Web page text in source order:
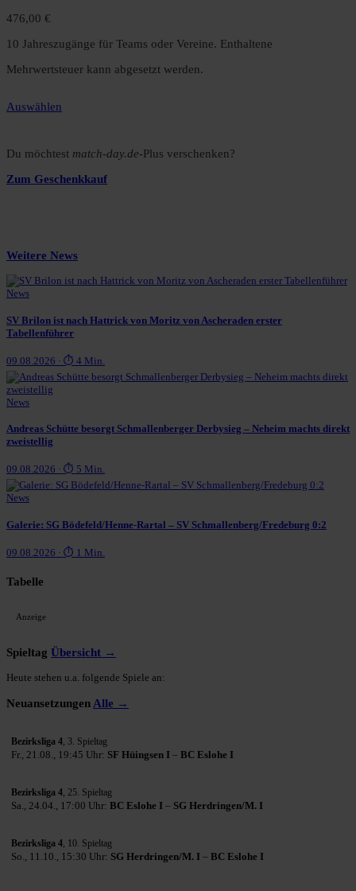
476,00 €
10 Jahreszugänge für Teams oder Vereine. Enthaltene
Mehrwertsteuer kann abgesetzt werden.
Auswählen
Du möchtest match-day.de-Plus verschenken?
Zum Geschenkkauf
Weitere News
News
SV Brilon ist nach Hattrick von Moritz von Ascheraden erster
Tabellenführer
09.08.2026 · ⏱ 4 Min.
News
Andreas Schütte besorgt Schmallenberger Derbysieg – Neheim machts direkt
zweistellig
09.08.2026 · ⏱ 5 Min.
News
Galerie: SG Bödefeld/Henne-Rartal – SV Schmallenberg/Fredeburg 0:2
09.08.2026 · ⏱ 1 Min.
Tabelle
Anzeige
Spieltag Übersicht →
Heute stehen u.a. folgende Spiele an:
Neuansetzungen Alle →
Bezirksliga 4, 3. Spieltag
Fr., 21.08., 19:45 Uhr: SF Hüingsen I – BC Eslohe I
Bezirksliga 4, 25. Spieltag
Sa., 24.04., 17:00 Uhr: BC Eslohe I – SG Herdringen/M. I
Bezirksliga 4, 10. Spieltag
So., 11.10., 15:30 Uhr: SG Herdringen/M. I – BC Eslohe I